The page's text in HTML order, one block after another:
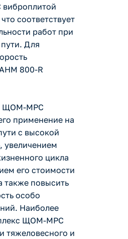
соответствует
работ при
Для
800-R
ЩОМ-МРС
применение на
с высокой
увеличением
цикла
его стоимости
также повысить
особо
Наиболее
ЩОМ-МРС
тяжеловесного и